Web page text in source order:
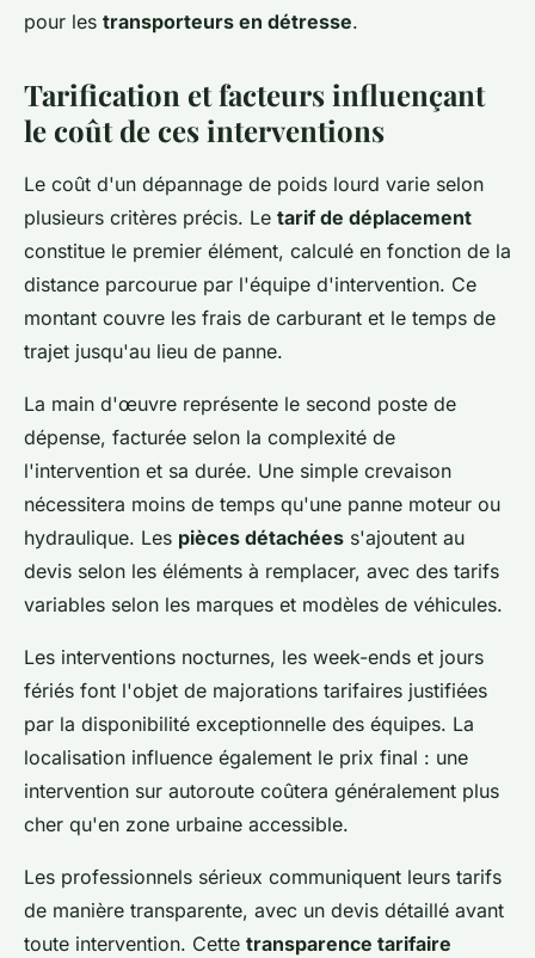
pour les transporteurs en détresse.
Tarification et facteurs influençant
le coût de ces interventions
Le coût d'un dépannage de poids lourd varie selon
plusieurs critères précis. Le tarif de déplacement
constitue le premier élément, calculé en fonction de la
distance parcourue par l'équipe d'intervention. Ce
montant couvre les frais de carburant et le temps de
trajet jusqu'au lieu de panne.
La main d'œuvre représente le second poste de
dépense, facturée selon la complexité de
l'intervention et sa durée. Une simple crevaison
nécessitera moins de temps qu'une panne moteur ou
hydraulique. Les pièces détachées s'ajoutent au
devis selon les éléments à remplacer, avec des tarifs
variables selon les marques et modèles de véhicules.
Les interventions nocturnes, les week-ends et jours
fériés font l'objet de majorations tarifaires justifiées
par la disponibilité exceptionnelle des équipes. La
localisation influence également le prix final : une
intervention sur autoroute coûtera généralement plus
cher qu'en zone urbaine accessible.
Les professionnels sérieux communiquent leurs tarifs
de manière transparente, avec un devis détaillé avant
toute intervention. Cette transparence tarifaire